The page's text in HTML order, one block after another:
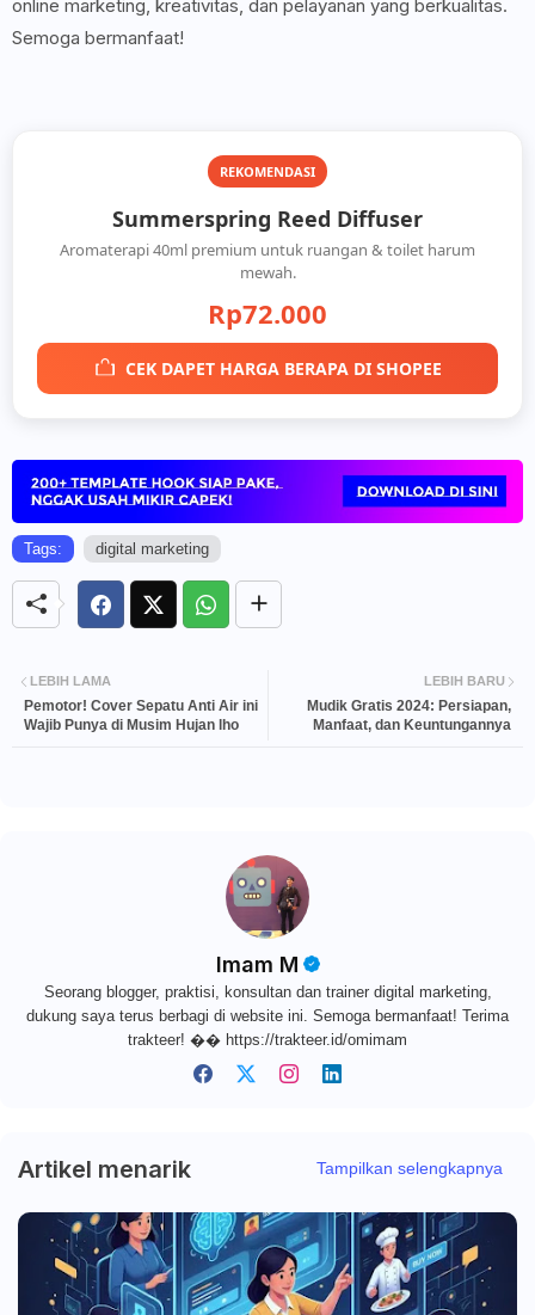
online marketing, kreativitas, dan pelayanan yang berkualitas.
Semoga bermanfaat!
REKOMENDASI
Summerspring Reed Diffuser
Aromaterapi 40ml premium untuk ruangan & toilet harum
mewah.
Rp72.000
CEK DAPET HARGA BERAPA DI SHOPEE
Tags: digital marketing
LEBIH BARU
Mudik Gratis 2024: Persiapan,
Manfaat, dan Keuntungannya
LEBIH LAMA
Pemotor! Cover Sepatu Anti Air ini
Wajib Punya di Musim Hujan lho
Imam M
Seorang blogger, praktisi, konsultan dan trainer digital marketing,
dukung saya terus berbagi di website ini. Semoga bermanfaat! Terima
trakteer! �� https://trakteer.id/omimam
Artikel menarik Tampilkan selengkapnya